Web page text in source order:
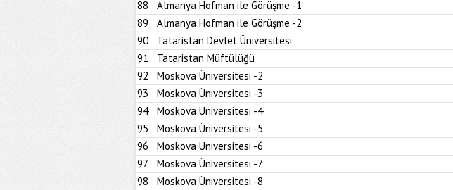
88
Almanya Hofman ile Görüşme -1
89
Almanya Hofman ile Görüşme -2
90
Tataristan Devlet Üniversitesi
91
Tataristan Müftülüğü
92
Moskova Üniversitesi -2
93
Moskova Üniversitesi -3
94
Moskova Üniversitesi -4
95
Moskova Üniversitesi -5
96
Moskova Üniversitesi -6
97
Moskova Üniversitesi -7
98
Moskova Üniversitesi -8